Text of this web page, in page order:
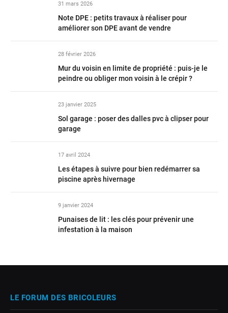
31 mars 2026
Note DPE : petits travaux à réaliser pour
améliorer son DPE avant de vendre
28 février 2026
Mur du voisin en limite de propriété : puis-je le
peindre ou obliger mon voisin à le crépir ?
23 janvier 2025
Sol garage : poser des dalles pvc à clipser pour
garage
17 avril 2024
Les étapes à suivre pour bien redémarrer sa
piscine après hivernage
9 janvier 2024
Punaises de lit : les clés pour prévenir une
infestation à la maison
LE FORUM DES BRICOLEURS